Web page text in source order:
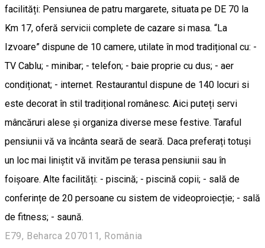
facilități: Pensiunea de patru margarete, situata pe DE 70 la
Km 17, oferă servicii complete de cazare si masa. “La
Izvoare” dispune de 10 camere, utilate în mod tradițional cu: -
TV Cablu; - minibar; - telefon; - baie proprie cu dus; - aer
condiționat; - internet. Restaurantul dispune de 140 locuri si
este decorat în stil tradițional românesc. Aici puteți servi
mâncăruri alese și organiza diverse mese festive. Taraful
pensiunii vă va încânta seară de seară. Daca preferați totuși
un loc mai liniștit vă invităm pe terasa pensiunii sau în
foișoare. Alte facilități: - piscină; - piscină copii; - sală de
conferințe de 20 persoane cu sistem de videoproiecție; - sală
de fitness; - saună.
E79, Beharca 207011, România